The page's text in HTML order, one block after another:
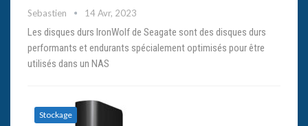
Sebastien 14 Avr, 2023
Les disques durs IronWolf de Seagate sont des disques durs
performants et endurants spécialement optimisés pour être
utilisés dans un NAS
Stockage